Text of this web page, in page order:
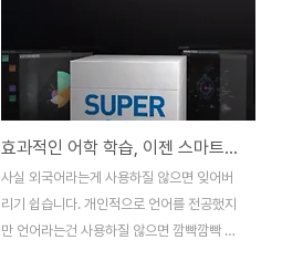
효과적인 어학 학습, 이젠 스마트하게 SUPER 0.99
사실 외국어라는게 사용하질 않으면 잊어버
리기 쉽습니다. 개인적으로 언어를 전공했지
만 언어라는건 사용하질 않으면 깜빡깜빡 기